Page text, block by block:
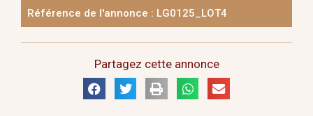
Référence de l'annonce : LG0125_LOT4
Partagez cette annonce